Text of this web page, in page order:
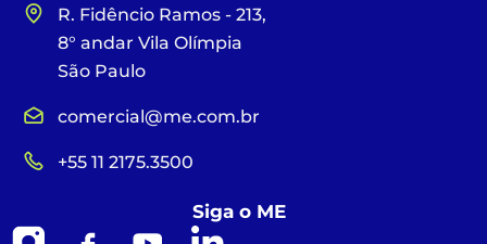
R. Fidêncio Ramos - 213,
8° andar Vila Olímpia
São Paulo
comercial@me.com.br
+55 11 2175.3500
Siga o ME